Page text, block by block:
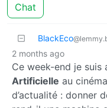
Chat
BlackEco
2 months ago
Ce week-end je suis
Artificielle au
d’actualité : donner